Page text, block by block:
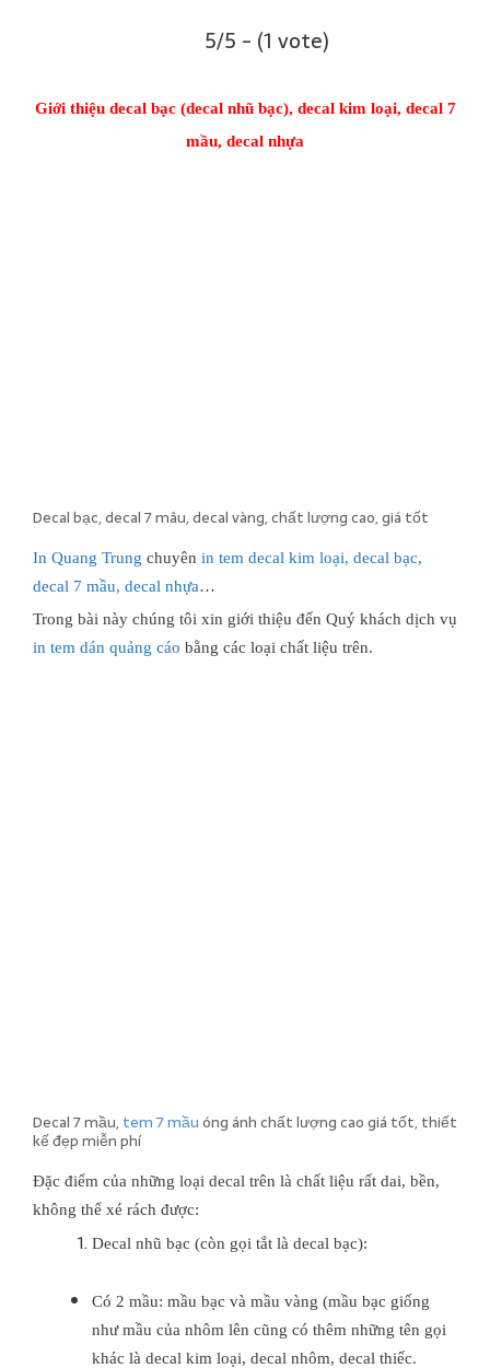
5/5 - (1 vote)
Giới thiệu decal bạc (decal nhũ bạc), decal kim loại, decal 7
mầu, decal nhựa
Decal bạc, decal 7 mâu, decal vàng, chất lượng cao, giá tốt
In Quang Trung chuyên in tem decal kim loại, decal bạc,
decal 7 mầu, decal nhựa…
Trong bài này chúng tôi xin giới thiệu đến Quý khách dịch vụ
in tem dán quảng cáo bằng các loại chất liệu trên.
Decal 7 mầu, tem 7 mầuóng ánh chất lượng cao giá tốt, thiết
kế đẹp miễn phí
Đặc điểm của những loại decal trên là chất liệu rất dai, bền,
không thể xé rách được:
Decal nhũ bạc (còn gọi tắt là decal bạc):
Có 2 mầu: mầu bạc và mầu vàng (mầu bạc giống
như mầu của nhôm lên cũng có thêm những tên gọi
khác là decal kim loại, decal nhôm, decal thiếc.